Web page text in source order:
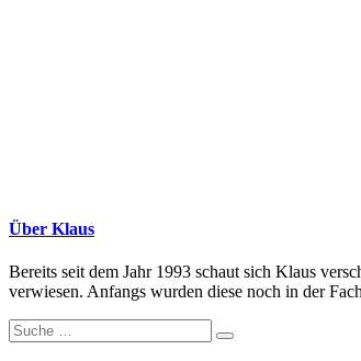
Über Klaus
Bereits seit dem Jahr 1993 schaut sich Klaus
verwiesen. Anfangs wurden diese noch in der
Suche
nach: